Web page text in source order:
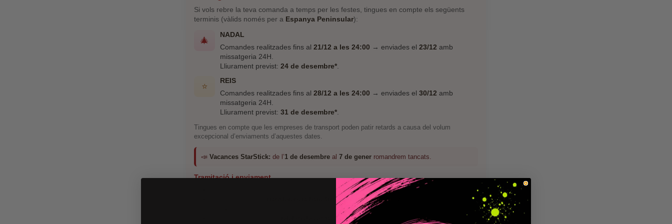
Si vols rebre la teva comanda a temps per les festes, tingues en compte els següents
terminis (vàlids només per a Espanya Peninsular):
🎄
NADAL
Comandes realitzades fins al 21/12 a les 24:00 → enviades el 23/12 amb
missatgeria 24H.
Lliurament previst: 24 de desembre*
⭐
REIS
Comandes realitzades fins al 28/12 a les 24:00 → enviades el 30/12 amb
missatgeria 24H.
Lliurament previst: 31 de desembre*
Tingues en compte que les empreses de transport poden patir retards a causa del volum
excepcional d’enviaments d’aquestes dates.
📣 Vacances StarStick: de l’1 de desembre al 7 de gener romandrem tancats.
Tramitació i enviament
Les comandes es processen per ordre d’arribada l’endemà de rebre el pagament.
, l’enviament es realitza un cop rebut el
per facilitar el lliurament.